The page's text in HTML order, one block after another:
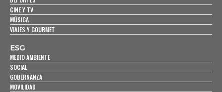
CINE Y TV
MÚSICA
VIAJES Y GOURMET
ESG
MEDIO AMBIENTE
SOCIAL
GOBERNANZA
MOVILIDAD